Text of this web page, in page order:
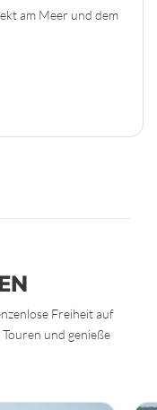
am Meer und dem
Freiheit auf
und genieße